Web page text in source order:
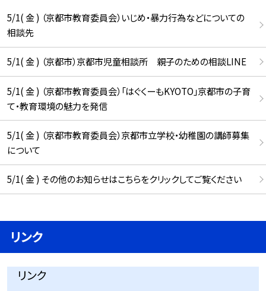
5/1( 金 ) （京都市教育委員会）いじめ・暴力行為などについての
相談先
5/1( 金 ) （京都市）京都市児童相談所 親子のための相談LINE
5/1( 金 ) （京都市教育委員会）「はぐくーもKYOTO」京都市の子育
て・教育環境の魅力を発信
5/1( 金 ) （京都市教育委員会）京都市立学校・幼稚園の講師募集
について
5/1( 金 ) その他のお知らせはこちらをクリックしてご覧ください
リンク
リンク